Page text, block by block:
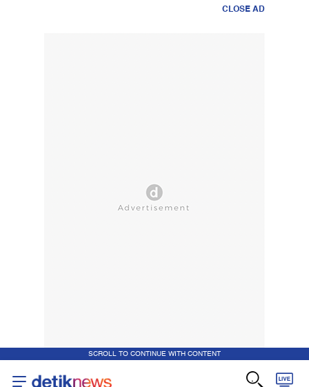
CLOSE AD
SCROLL TO CONTINUE WITH CONTENT